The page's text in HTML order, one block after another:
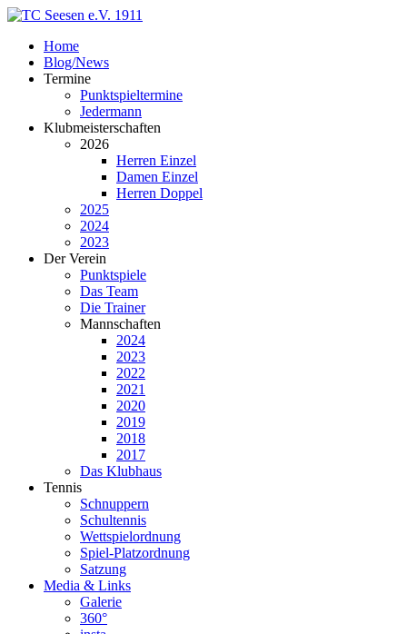
Home
Blog/News
Termine
Punktspieltermine
Jedermann
Klubmeisterschaften
2026
Herren Einzel
Damen Einzel
Herren Doppel
2025
2024
2023
Der Verein
Punktspiele
Das Team
Die Trainer
Mannschaften
2024
2023
2022
2021
2020
2019
2018
2017
Das Klubhaus
Tennis
Schnuppern
Schultennis
Wettspielordnung
Spiel-Platzordnung
Satzung
Media & Links
Galerie
360°